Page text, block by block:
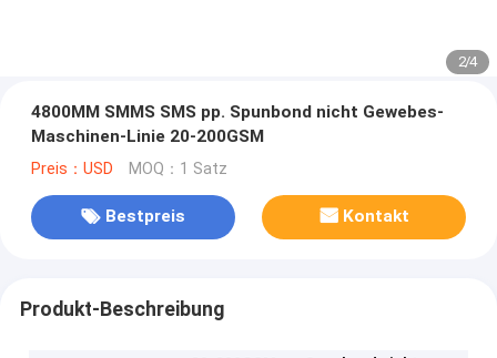
2/4
4800MM SMMS SMS pp. Spunbond nicht Gewebes-
Maschinen-Linie 20-200GSM
Preis：USD MOQ：1 Satz
Bestpreis Kontakt
Produkt-Beschreibung